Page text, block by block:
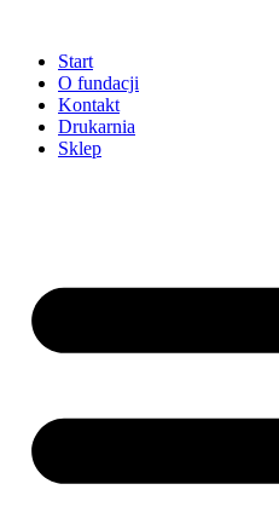
treści
Start
O fundacji
Kontakt
Drukarnia
Sklep